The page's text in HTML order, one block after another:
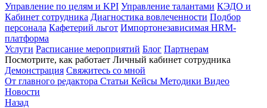
Управление по целям и KPI Управление талантами КЭДО и
Кабинет сотрудника Диагностика вовлеченности Подбор
персонала Кафетерий льгот Импортонезависимая HRM-
платформа
Услуги Расписание мероприятий Блог Партнерам
Посмотрите, как работает Личный кабинет сотрудника
Демонстрация Свяжитесь со мной
От главного редактора Статьи Кейсы Методики Видео
Новости
Назад